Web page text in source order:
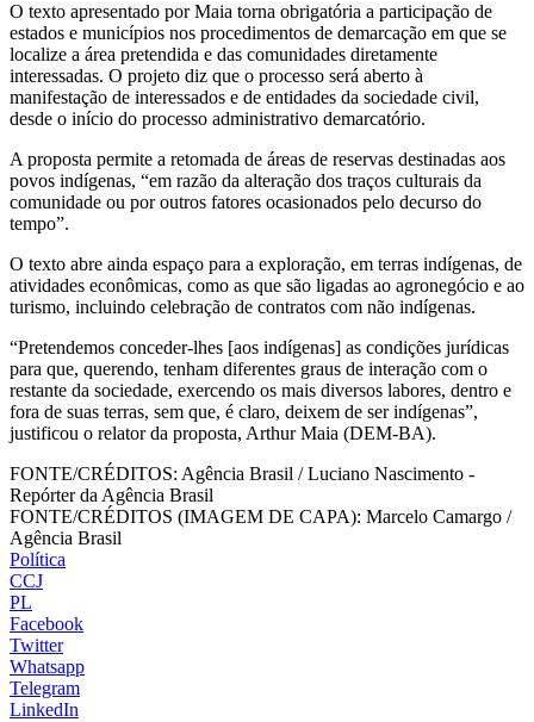
O texto apresentado por Maia torna obrigatória a participação de
estados e municípios nos procedimentos de demarcação em que se
localize a área pretendida e das comunidades diretamente
interessadas. O projeto diz que o processo será aberto à
manifestação de interessados e de entidades da sociedade civil,
desde o início do processo administrativo demarcatório.
A proposta permite a retomada de áreas de reservas destinadas aos
povos indígenas, “em razão da alteração dos traços culturais da
comunidade ou por outros fatores ocasionados pelo decurso do
tempo”.
O texto abre ainda espaço para a exploração, em terras indígenas, de
atividades econômicas, como as que são ligadas ao agronegócio e ao
turismo, incluindo celebração de contratos com não indígenas.
“Pretendemos conceder-lhes [aos indígenas] as condições jurídicas
para que, querendo, tenham diferentes graus de interação com o
restante da sociedade, exercendo os mais diversos labores, dentro e
fora de suas terras, sem que, é claro, deixem de ser indígenas”,
justificou o relator da proposta, Arthur Maia (DEM-BA).
FONTE/CRÉDITOS: Agência Brasil / Luciano Nascimento -
Repórter da Agência Brasil
FONTE/CRÉDITOS (IMAGEM DE CAPA): Marcelo Camargo /
Agência Brasil
Política
CCJ
PL
Facebook
Twitter
Whatsapp
Telegram
LinkedIn